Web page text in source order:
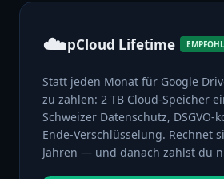
☁️pCloud Lifetime
Statt jeden Monat für Google
zu zahlen: 2 TB Cloud-Speicher
Schweizer Datenschutz, DSGVO-
Ende-Verschlüsselung. Rechnet
Jahren — und danach zahlst du